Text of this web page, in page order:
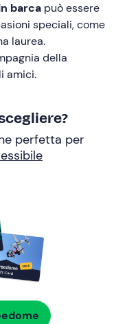
barca può essere
speciali, come
laurea.
della
amici.
perfetta per